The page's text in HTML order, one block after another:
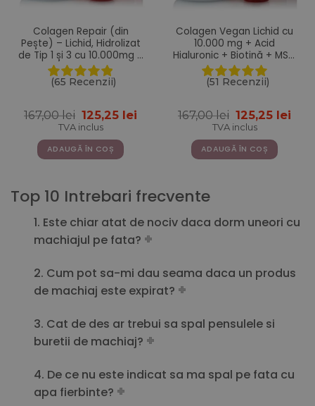
Colagen Repair (din
Pește) – Lichid, Hidrolizat
de Tip 1 și 3 cu 10.000mg +
Acid Hialuronic + Biotină +
MSM + Zinc + Siliciu +
Vitamine – 500ml
(65 Recenzii)
167,00lei Prețul
inițial
a
fost:
167,00 lei.
125,25 leiPrețul
TVA inclus
ADAUGĂ ÎN COȘ
Colagen Vegan Lichid cu
10.000 mg + Acid
Hialuronic + Biotină + MSM
+ Zinc + Siliciu + Seleniu +
Vitamine – 500 ml
(51 Recenzii)
167,00lei Prețul
inițial
a
fost:
167,00 lei.
125,25 lei
TVA inclus
ADAUGĂ ÎN COȘ
Top 10 Intrebari frecvente
1. Este chiar atat de nociv daca dorm uneori cu
machiajul pe fata?
2. Cum pot sa-mi dau seama daca un produs
de machiaj este expirat?
3. Cat de des ar trebui sa spal pensulele si
buretii de machiaj?
4. De ce nu este indicat sa ma spal pe fata cu
apa fierbinte?